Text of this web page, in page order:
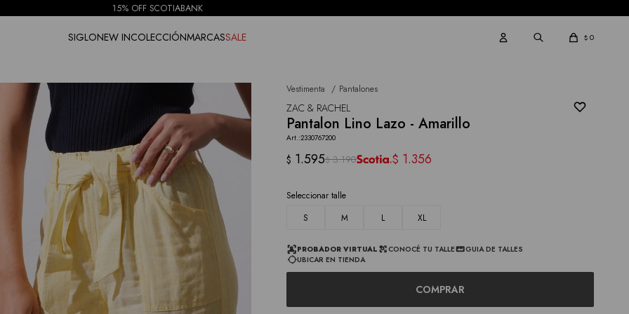
15% OFF SCOTIABANK
SIGLONEW INCOLECCIÓNMARCASSALE $ 0
Vestimenta Pantalones
ZAC & RACHEL
Pantalon Lino Lazo - Amarillo
2330767200
$ 1.595$ 3.190 $ 1.356
Seleccionar talle
S
M L XL
PROBADOR VIRTUAL CONOCÉ TU TALLE
GUIA DE TALLES
UBICAR EN TIENDA
COMPRAR
NOTIFICARME